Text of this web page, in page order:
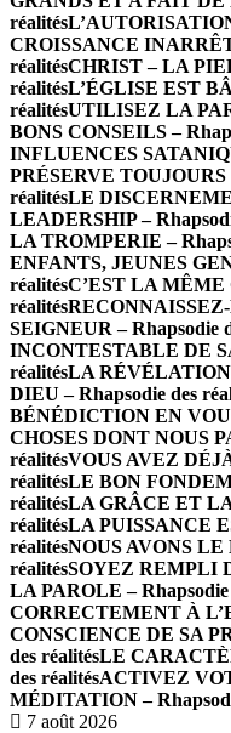
réalités
CROISSANCE
réalitésCHRIST – LA
réalitésL’ÉGLISE EST
réalitésUTILISEZ LA
BONS CONSEILS –
INFLUENCES
PRÉSERVE TOUJOURS
réalitésLE
LEADERSHIP –
LA TROMPERIE –
ENFANTS, JEUNES
réalitésC’EST LA MÊME
réalités
SEIGNEUR – Rhapsodie
INCONTESTABLE DE
réalitésLA
DIEU – Rhapsodie des
BÉNÉDICTION EN
CHOSES DONT NOUS
réalitésVOUS AVEZ
réalitésLE BON
réalitésLA GRÂCE ET LA
réalitésLA PUISSANCE
réalitésNOUS AVONS LE
réalitésSOYEZ REMPLI
LA PAROLE – Rhapsodie
CORRECTEMENT À
CONSCIENCE DE SA
des réalitésLE
des réalitésACTIVEZ
MÉDITATION –
7 août 2026